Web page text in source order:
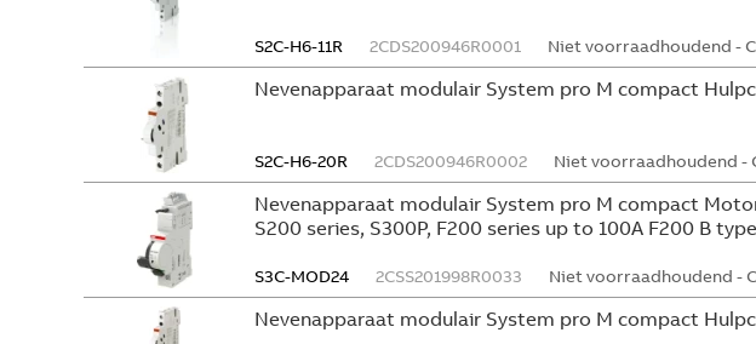
S2C-H6-11R 2CDS200946R0001 Niet voorraadhoudend -
Nevenapparaat modulair System pro M compact
S2C-H6-20R 2CDS200946R0002 Niet voorraadhoudend -
Nevenapparaat modulair System pro M compact
S200 series, S300P, F200 series up to 100A F200 B
S3C-MOD24 2CSS201998R0033 Niet voorraadhoudend -
Nevenapparaat modulair System pro M compact